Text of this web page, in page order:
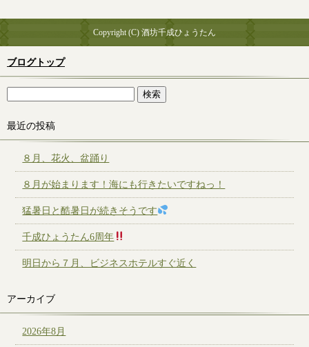
Copyright (C) 酒坊千成ひょうたん
ブログトップ
最近の投稿
８月、花火、盆踊り
８月が始まります！海にも行きたいですねっ！
猛暑日と酷暑日が続きそうです
千成ひょうたん6周年
明日から７月、ビジネスホテルすぐ近く
アーカイブ
2026年8月